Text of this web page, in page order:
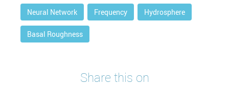
Neural Network Frequency Hydrosphere
Basal Roughness
Share this on